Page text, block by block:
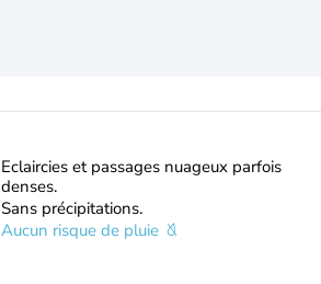
Eclaircies et passages nuageux parfois
denses.
Sans précipitations.
Aucun risque de pluie